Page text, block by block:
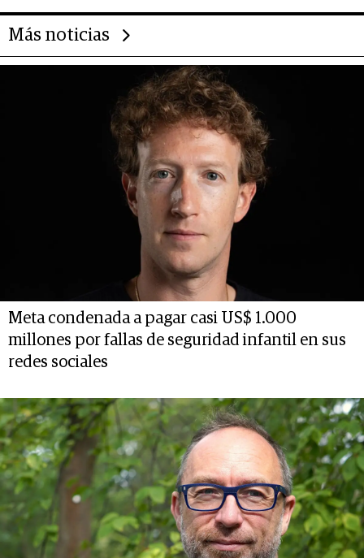
Más noticias
Meta condenada a pagar casi US$ 1.000
millones por fallas de seguridad infantil en sus
redes sociales